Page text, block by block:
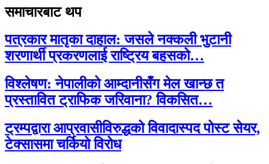
समाचारबाट थप
पत्रकार मातृका दाहाल: जसले नक्कली भुटानी
शरणार्थी प्रकरणलाई राष्ट्रिय बहसको…
विश्लेषण: नेपालीको आम्दानीसँग मेल खान्छ त
प्रस्तावित ट्राफिक जरिवाना? विकसित…
ट्रम्पद्वारा आप्रवासीविरुद्धको विवादास्पद पोस्ट सेयर,
टेक्सासमा चर्कियो विरोध